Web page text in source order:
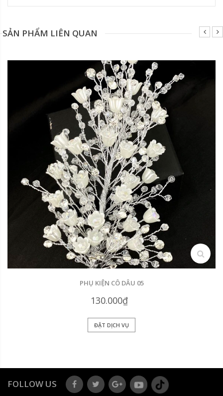
SẢN PHẨM LIÊN QUAN
search
PHỤ KIỆN CÔ DÂU 05
130.000₫
ĐẶT DỊCH VỤ
FOLLOW US